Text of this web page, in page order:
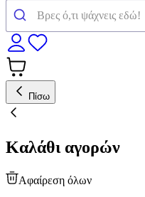
Πίσω
Καλάθι αγορών
Αφαίρεση όλων